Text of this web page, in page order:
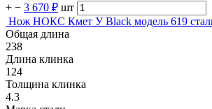
+ − 3 670 ₽ шт
Нож НОКС Кмет У Black модель 619
Общая длина
238
Длина клинка
124
Толщина клинка
4.3